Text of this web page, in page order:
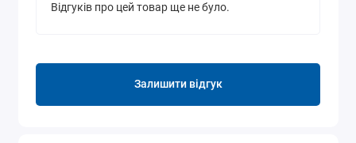
Відгуків про цей товар ще не було.
Залишити відгук